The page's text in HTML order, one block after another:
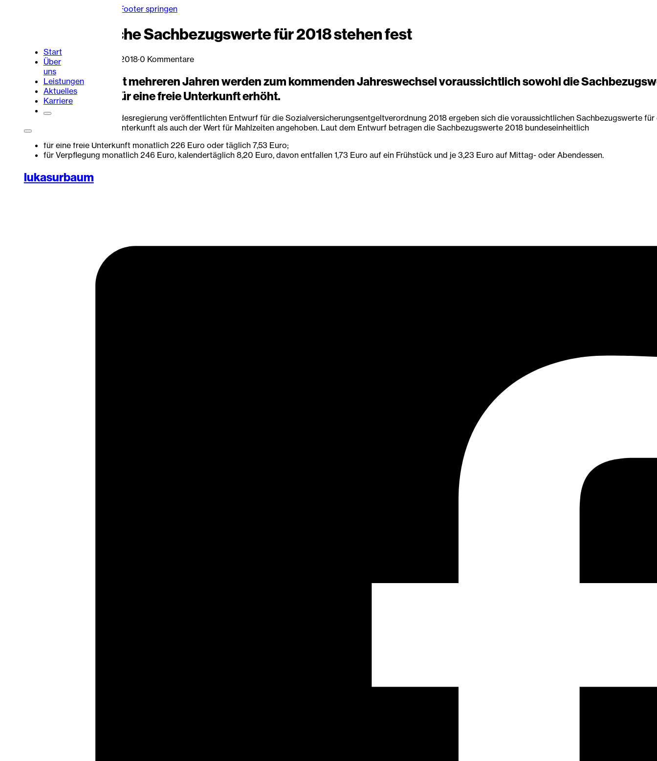
Zum Footer springen
Start
Über
uns
Leistungen
Aktuelles
Karriere
Voraussichtliche Sachbezugswerte für 2018 stehen fest
Lukas Urbaum 12. Februar 2018·0 Kommentare
Zum ersten Mal seit mehreren Jahren werden zum kommenden Jahreswechsel voraussichtlich sowohl die
Sachbezugswert für eine freie Unterkunft erhöht.
Aus dem jetzt von der Bundesregierung veröffentlichten Entwurf für die Sozialversicherungsentgeltverordnung 2018 ergeben sich die voraussichtlichen Sachbezugswerte
sowohl der Wert für freie Unterkunft als auch der Wert für Mahlzeiten angehoben. Laut dem Entwurf betragen die Sachbezugswerte 2018 bundeseinheitlich
für eine freie Unterkunft monatlich 226 Euro oder täglich 7,53 Euro;
für Verpflegung monatlich 246 Euro, kalendertäglich 8,20 Euro, davon entfallen 1,73 Euro auf ein Frühstück und je 3,23 Euro auf Mittag- oder Abendessen.
lukasurbaum